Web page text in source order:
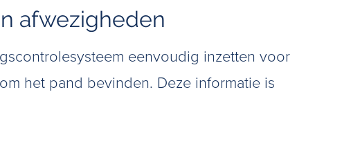
afwezigheden
eenvoudig inzetten voor
het pand bevinden. Deze informatie is